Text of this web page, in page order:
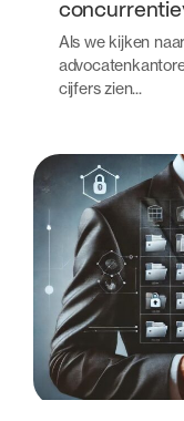
Als we kijken
cijfers zien...